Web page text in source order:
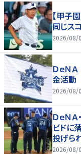
【甲子
同じス
2026/08/
ＤｅＮ
金活動
2026/08/
ＤｅＮ
ビドに
投げら
2026/08/